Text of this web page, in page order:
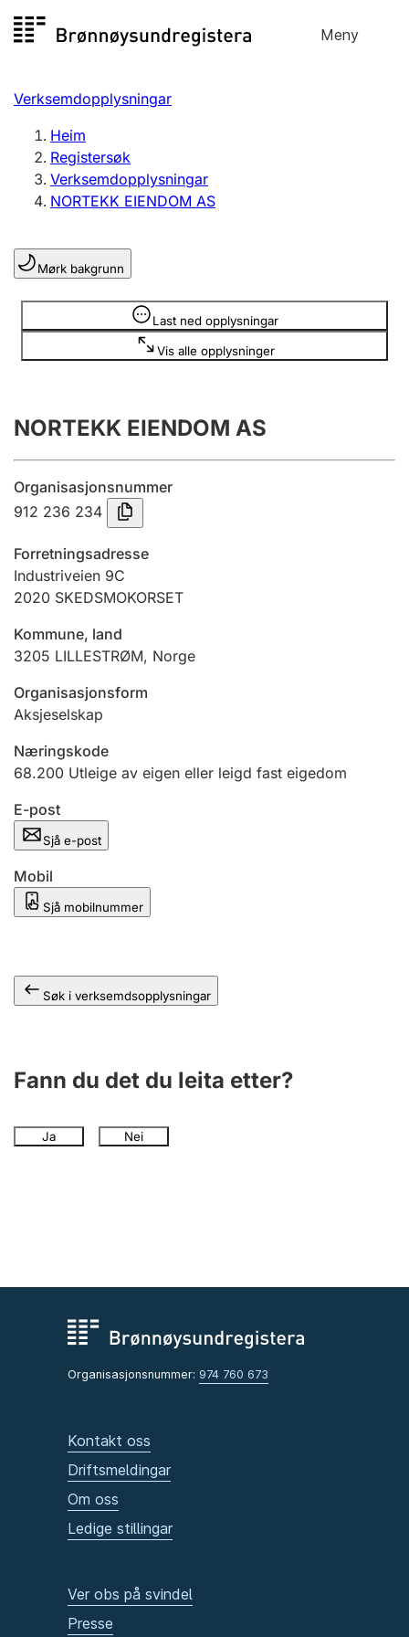
til
Meny
Registersøk
Aksjeselskap
Enkeltpersonføretak
Registrere, endre, slette
Lag og foreining
Registrere, endre, slette
Årsrekneskap
Innsending og forseinkingsgebyr
Tinglysing
Jeger
Ektepaktrettleiaren
Andre tema
Verksemdopplysningar
Heim
Registersøk
Verksemdopplysningar
NORTEKK EIENDOM AS
Mørk bakgrunn
Last ned opplysningar
Vis alle opplysninger
Opplysninger er skjult
NORTEKK EIENDOM AS
Organisasjonsnummer
912 236 234
Forretningsadresse
Industriveien 9C
2020 SKEDSMOKORSET
Kommune, land
3205 LILLESTRØM, Norge
Organisasjonsform
Aksjeselskap
Næringskode
68.200 Utleige av eigen eller leigd fast eigedom
E-post
Sjå e-post
Mobil
Sjå mobilnummer
Søk i verksemdsopplysningar
Fann du det du leita etter?
Ja Nei
Organisasjonsnummer: 974 760 673
Kontakt oss
Driftsmeldingar
Om oss
Ledige stillingar
Ver obs på svindel
Presse